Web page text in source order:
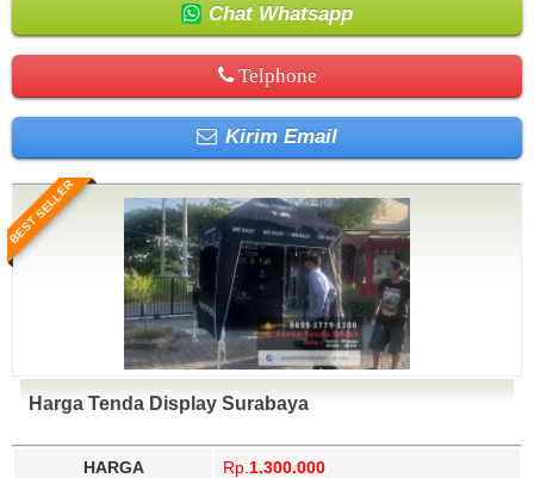
Chat Whatsapp
Telphone
Kirim Email
BEST SELLER
Harga Tenda Display Surabaya
HARGA Rp. 1.300.000